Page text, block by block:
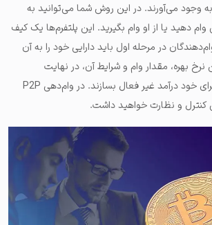
به وجود می‌آورند. در ‌این روش شما می‌توانید به
دهید یا از او وام بگیرید. این پلتفرم‌ها یک کیف
در مرحله اول باید دارایی خود را به آن
نرخ بهره، مقدار وام و شرایط آن، در نهایت
می‌توانند از این طریق برای خود درآمد غیر فعال بسازند. در وام‌دهی P2P
کنترل و نظارت خواهید داشت.